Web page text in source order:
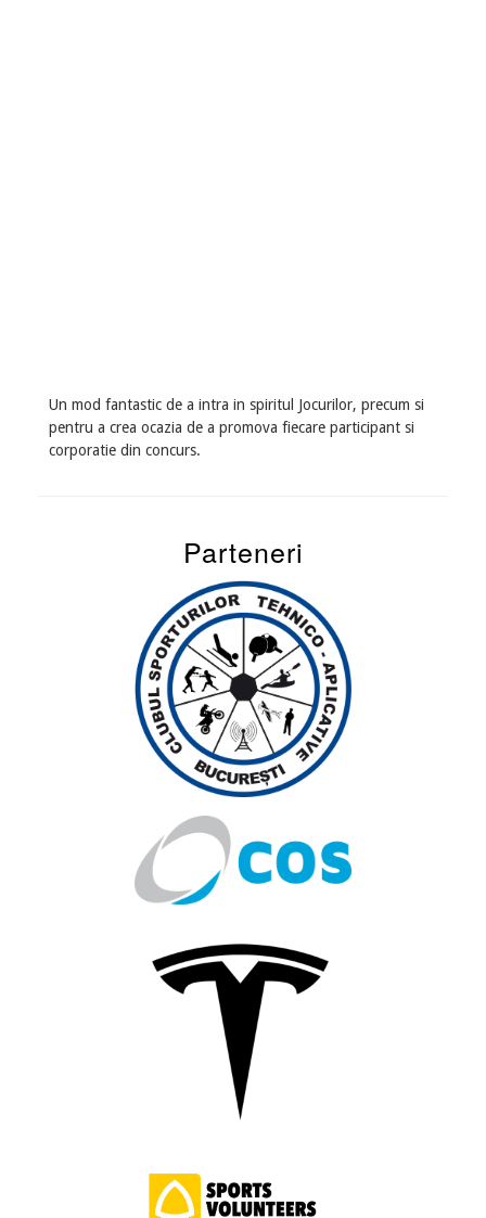
Un mod fantastic de a intra in spiritul Jocurilor, precum si
pentru a crea ocazia de a promova fiecare participant si
corporatie din concurs.
Parteneri